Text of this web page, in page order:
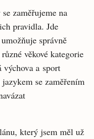
zaměřujeme na
pravidla. Jde
správně
věkové kategorie
výchova a sport
se zaměřením
který jsem měl už